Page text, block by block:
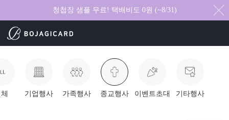
청첩장 샘플 무료! 택배비도 0원 (~8/31)
기업행사 가족행사 종교행사 이벤트초대 기타행사